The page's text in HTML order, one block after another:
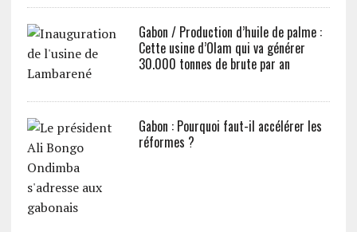
Gabon / Production d’huile de palme :
Cette usine d’Olam qui va générer
30.000 tonnes de brute par an
Gabon : Pourquoi faut-il accélérer les
réformes ?